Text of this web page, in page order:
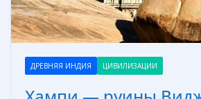
ДРЕВНЯЯ ИНДИЯ ЦИВИЛИЗАЦИИ